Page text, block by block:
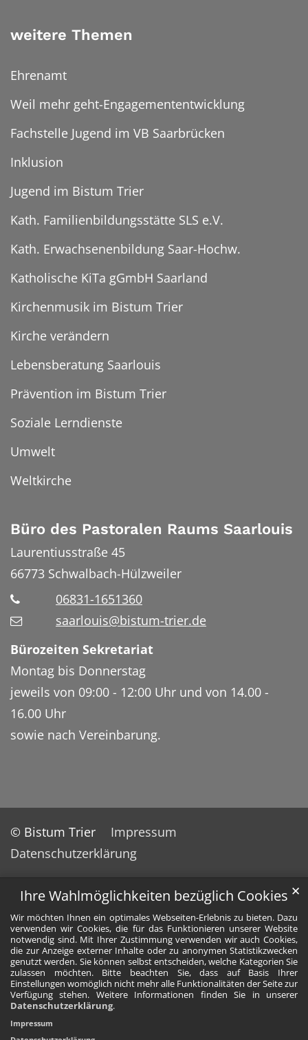
Ihre Wahlmöglichkeiten bezüglich Cookies
Wir möchten Ihnen ein optimales Webseiten-Erlebnis zu bieten. Dazu
verwenden wir Cookies, die für das Funktionieren unserer Website
notwendig sind. Mit Ihrer Zustimmung verwenden wir auch Cookies,
die zur Anzeige externer Inhalte oder zu anonymen Statistikzwecken
genutzt werden. Sie können selbst entscheiden, welche Kategorien Sie
zulassen möchten. Bitte beachten Sie, dass auf Basis Ihrer
Einstellungen womöglich nicht mehr alle Funktionalitäten der Seite zur
Verfügung stehen. Weitere Informationen finden Sie in unserer
Datenschutzerklärung.
✕
Impressum
weitere Themen
Ehrenamt
Weil mehr geht-Engagemententwicklung
Fachstelle Jugend im VB Saarbrücken
Inklusion
Jugend im Bistum Trier
Kath. Familienbildungsstätte SLS e.V.
Kath. Erwachsenenbildung Saar-Hochw.
Katholische KiTa gGmbH Saarland
Kirchenmusik im Bistum Trier
Kirche verändern
Lebensberatung Saarlouis
Prävention im Bistum Trier
Soziale Lerndienste
Umwelt
Weltkirche
Büro des Pastoralen Raums Saarlouis
Laurentiusstraße 45
66773 Schwalbach-Hülzweiler
06831-1651360
saarlouis@bistum-trier.de
Bürozeiten Sekretariat
Montag bis Donnerstag
jeweils von 09:00 - 12:00 Uhr und von 14.00 -
16.00 Uhr
sowie nach Vereinbarung.
© Bistum Trier
Impressum
Datenschutzerklärung